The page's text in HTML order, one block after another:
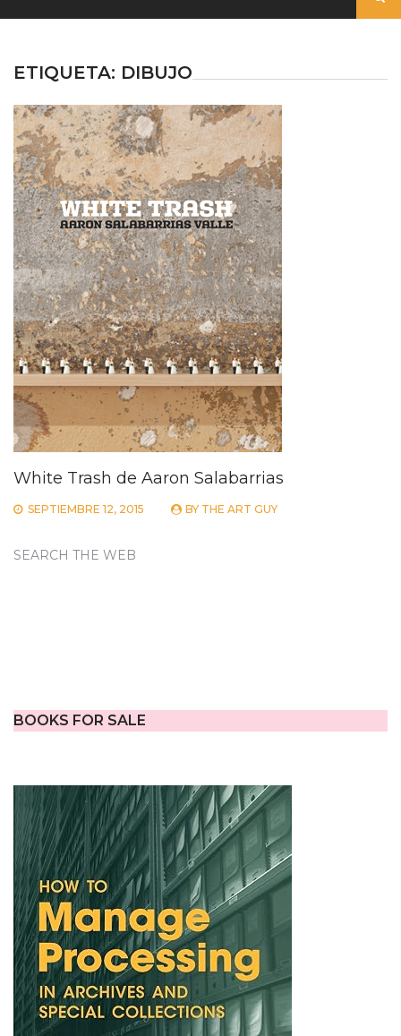
ETIQUETA: DIBUJO
White Trash de Aaron Salabarrias
SEPTIEMBRE 12, 2015 BY THE ART GUY
SEARCH THE WEB
BOOKS FOR SALE